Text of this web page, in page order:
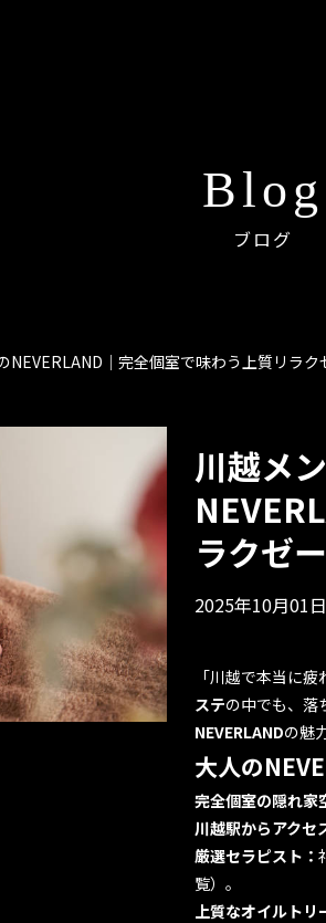
ブログ
Blog
NEVERLAND｜完全個室で味わう上質リラク
川越メ
ラクゼ
2025年10月01
「川越で本当に疲
ステの中でも、落
NEVERLANDの魅
大人の
完全個室の隠れ家
川越駅からアクセ
厳選セラピスト：
覧）。
上質なオイルトリ